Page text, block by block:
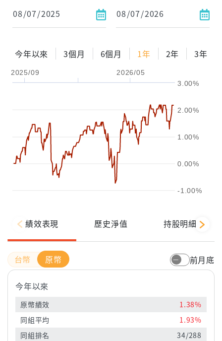
今年以來 3個月 6個月 1年 2年 3年
2025/09 2026/05
-1.00%
0.00%
1.00%
2.00%
3.00%
1年
2年
配息金額
-%
績效表現 歷史淨值 持股明細
原幣 前月底
今年以來
原幣績效
1.38%
同組平均
1.93%
同組排名
34/288